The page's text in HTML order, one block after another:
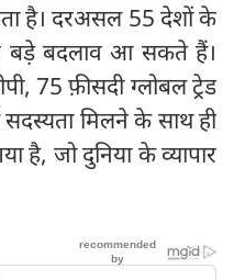
है। दरअसल 55 देशों के
बड़े बदलाव आ सकते हैं।
75 फ़ीसदी ग्लोबल ट्रेड
सदस्यता मिलने के साथ ही
जो दुनिया के व्यापार